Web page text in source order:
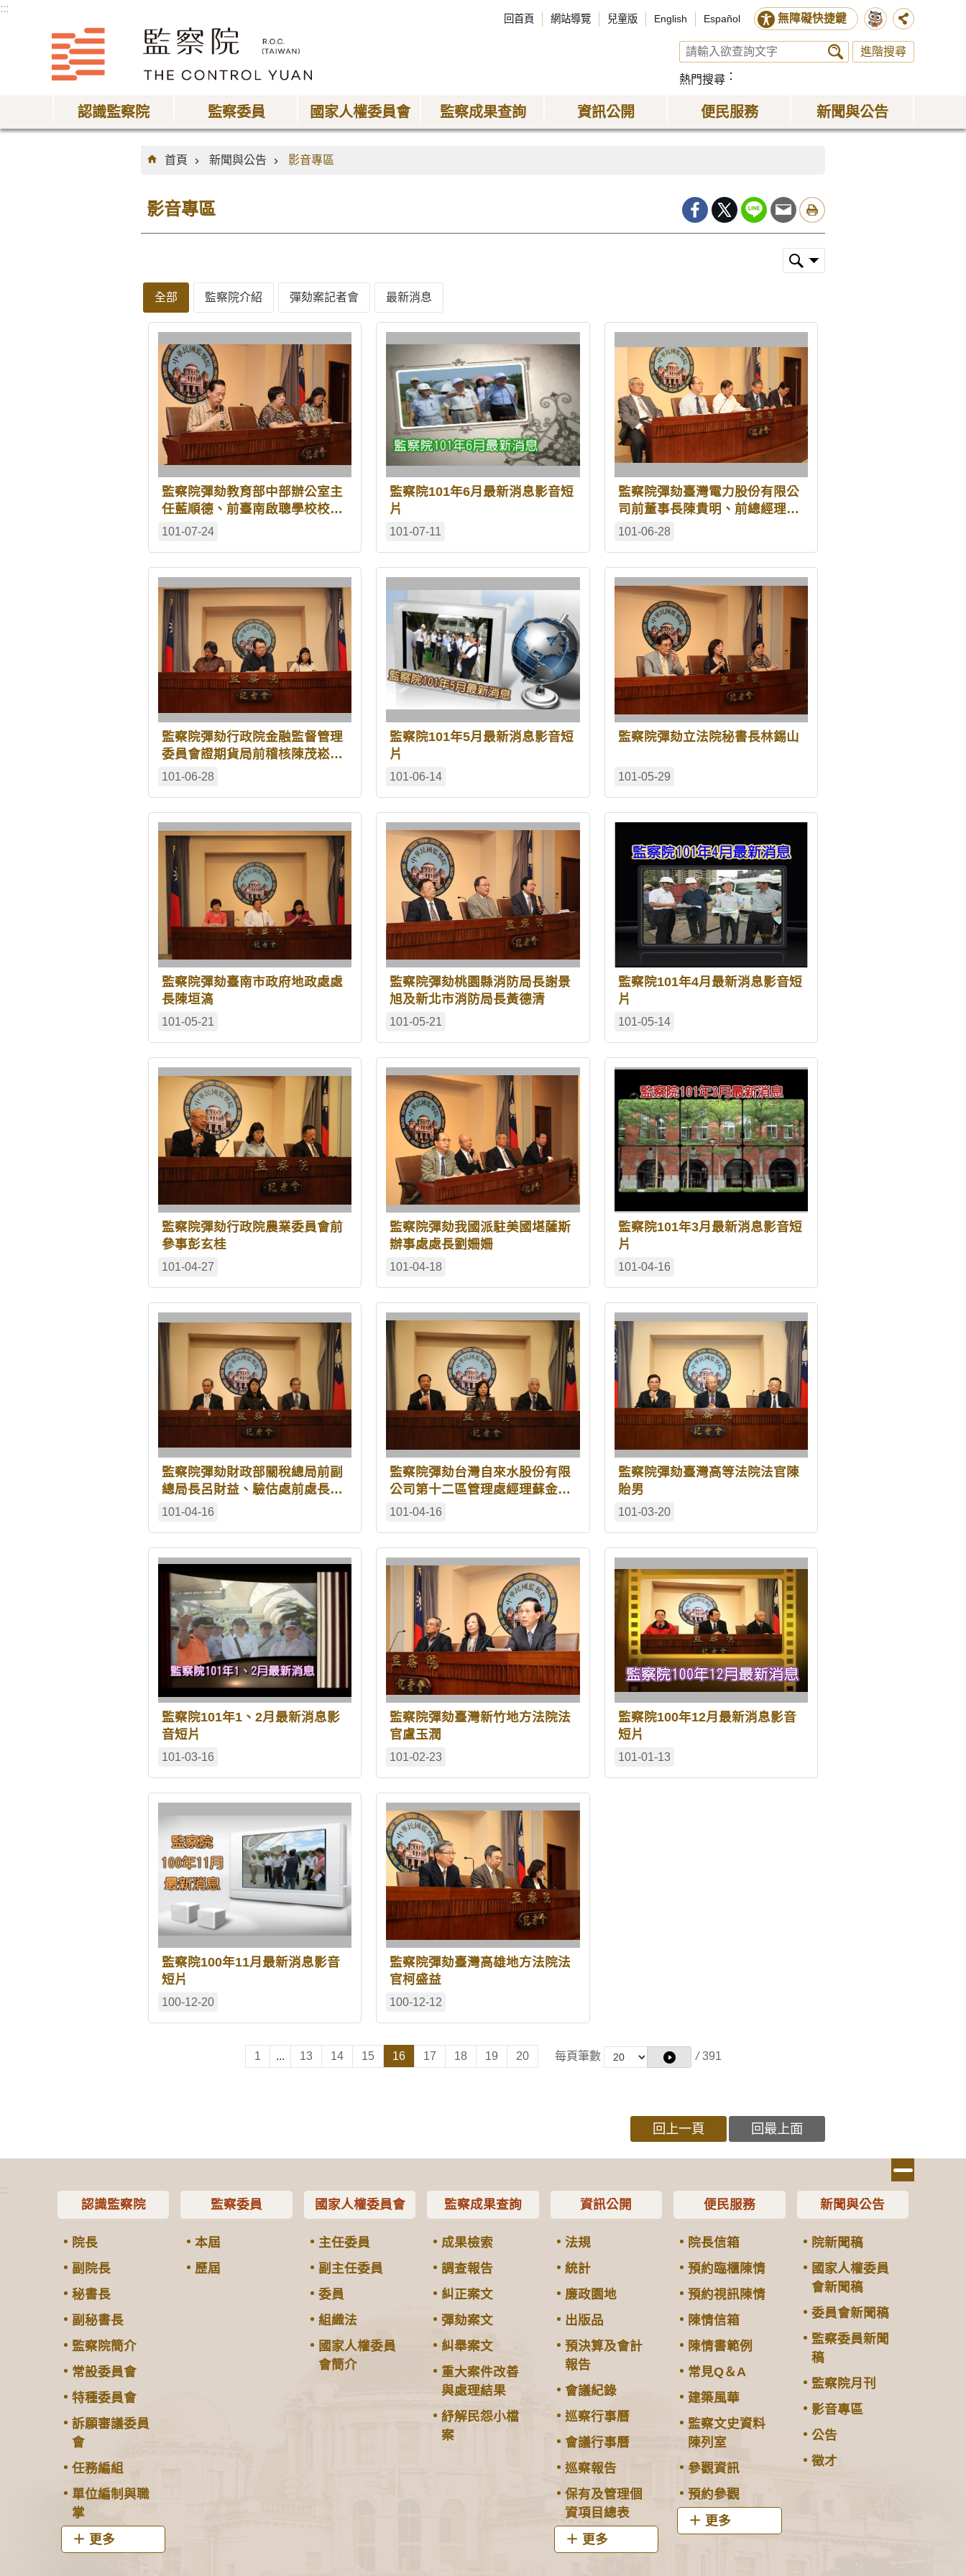
:::
回首頁 網站導覽 兒童版 English Español 無障礙快捷鍵
進階搜尋
熱門搜尋
認識監察院 監察委員 國家人權委員會 監察成果查詢 資訊公開 便民服務 新聞與公告
:::
首頁
新聞與公告 影音專區
影音專區
全部 監察院介紹 彈劾案記者會 最新消息
監察院彈劾教育部中部辦公室主
任藍順德、前臺南啟聰學校校長
林細貞等16人
101-07-24
監察院101年6月最新消息影音短
片
101-07-11
監察院彈劾臺灣電力股份有限公
司前董事長陳貴明、前總經理涂
正義、現任總經理李漢申及經濟
101-06-28
監察院彈劾行政院金融監督管理
委員會證期貨局前稽核陳茂崧影
音短片
101-06-28
監察院101年5月最新消息影音短
片
101-06-14
監察院彈劾立法院秘書長林錫山
101-05-29
監察院彈劾臺南市政府地政處處
長陳垣滈
101-05-21
監察院彈劾桃園縣消防局長謝景
旭及新北市消防局長黃德清
101-05-21
監察院101年4月最新消息影音短
片
101-05-14
監察院彈劾行政院農業委員會前
參事彭玄桂
101-04-27
監察院彈劾我國派駐美國堪薩斯
辦事處處長劉姍姍
101-04-18
監察院101年3月最新消息影音短
片
101-04-16
監察院彈劾財政部關稅總局前副
總局長呂財益、驗估處前處長史
中美、基隆關稅局前局長蔡秋
長周家屏、黃富崇
101-04-16
監察院彈劾台灣自來水股份有限
公司第十二區管理處經理蘇金
龍、工務課課長林正旺、工程員
101-04-16
監察院彈劾臺灣高等法院法官陳
貽男
101-03-20
監察院101年1、2月最新消息影
音短片
101-03-16
監察院彈劾臺灣新竹地方法院法
官盧玉潤
101-02-23
監察院100年12月最新消息影音
短片
101-01-13
監察院100年11月最新消息影音
短片
100-12-20
監察院彈劾臺灣高雄地方法院法
官柯盛益
100-12-12
1 ... 13 14 15 16 17 18 19 20 每頁筆數 / 391
回上一頁 回最上面
:::
認識監察院
院長
副院長
秘書長
副秘書長
監察院簡介
常設委員會
特種委員會
訴願審議委員
會
任務編組
單位編制與職
掌
更多
監察委員
本屆
歷屆
國家人權委員會
主任委員
副主任委員
委員
組織法
國家人權委員
會簡介
監察成果查詢
成果檢索
調查報告
糾正案文
彈劾案文
糾舉案文
重大案件改善
與處理結果
紓解民怨小檔
案
資訊公開
法規
統計
廉政園地
出版品
預決算及會計
報告
會議紀錄
巡察行事曆
會議行事曆
巡察報告
保有及管理個
資項目總表
更多
便民服務
院長信箱
預約臨櫃陳情
預約視訊陳情
陳情信箱
陳情書範例
常見Q＆A
建築風華
監察文史資料
陳列室
參觀資訊
預約參觀
更多
新聞與公告
院新聞稿
國家人權委員
會新聞稿
委員會新聞稿
監察委員新聞
稿
監察院月刊
影音專區
公告
徵才